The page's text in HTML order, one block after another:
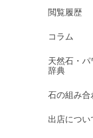
閲覧履歴
コラム
天然石・
辞典
石の組み合
出店につい